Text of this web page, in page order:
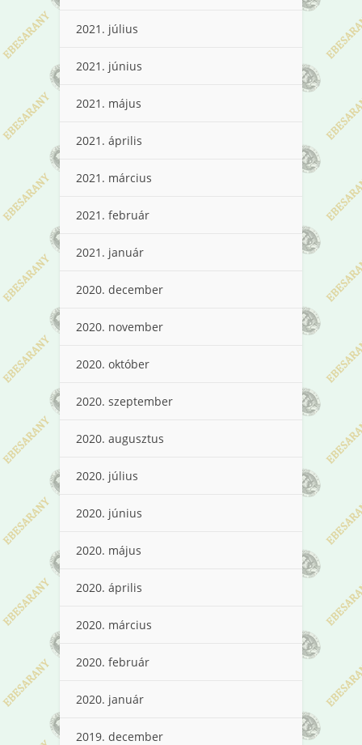
2021. július
2021. június
2021. május
2021. április
2021. március
2021. február
2021. január
2020. december
2020. november
2020. október
2020. szeptember
2020. augusztus
2020. július
2020. június
2020. május
2020. április
2020. március
2020. február
2020. január
2019. december